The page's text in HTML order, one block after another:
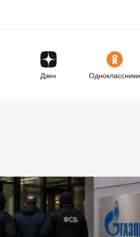
Дзен Одноклассники